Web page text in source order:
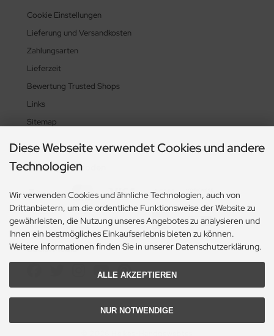
Cookie Einstellungen
Lieferung und Versandkosten
Zahlungsarten
Lieferzeit
Bewertung Trusted Shops
Links
Sitemap
Zahlungsmethoden
Social Media
Diese Webseite verwendet Cookies und andere
Technologien
Wir verwenden Cookies und ähnliche Technologien, auch von
Drittanbietern, um die ordentliche Funktionsweise der Website zu
gewährleisten, die Nutzung unseres Angebotes zu analysieren und
Ihnen ein bestmögliches Einkaufserlebnis bieten zu können.
Weitere Informationen finden Sie in unserer Datenschutzerklärung.
ALLE AKZEPTIEREN
NUR NOTWENDIGE